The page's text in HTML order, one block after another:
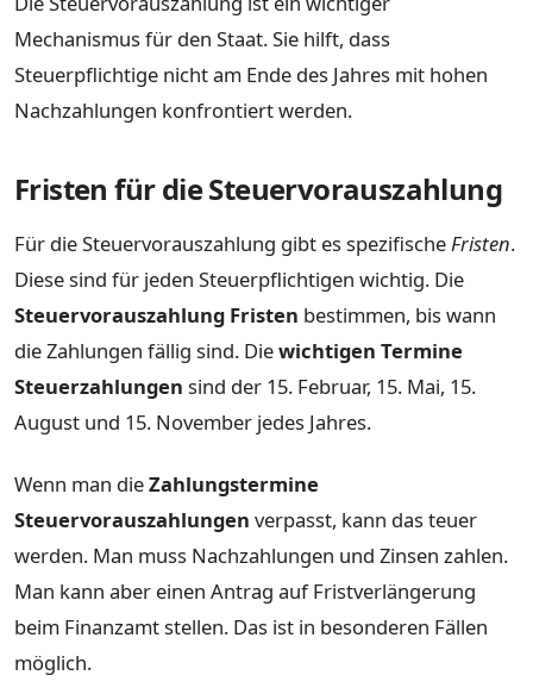
Mechanismus für den Staat. Sie hilft, dass
Steuerpflichtige nicht am Ende des Jahres mit hohen
Nachzahlungen konfrontiert werden.
Fristen für die Steuervorauszahlung
Für die Steuervorauszahlung gibt es spezifischeFristen.
Diese sind für jeden Steuerpflichtigen wichtig. Die
Steuervorauszahlung Fristen bestimmen, bis wann
die Zahlungen fällig sind. Diewichtigen Termine
Steuerzahlungen sind der 15. Februar, 15. Mai, 15.
August und 15. November jedes Jahres.
Wenn man dieZahlungstermine
Steuervorauszahlungen verpasst, kann das teuer
werden. Man muss Nachzahlungen und Zinsen zahlen.
Man kann aber einen Antrag auf Fristverlängerung
beim Finanzamt stellen. Das ist in besonderen Fällen
möglich.